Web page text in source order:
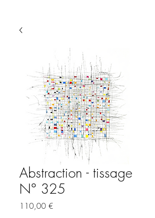
Abstraction - tissage
N° 325
110,00 €